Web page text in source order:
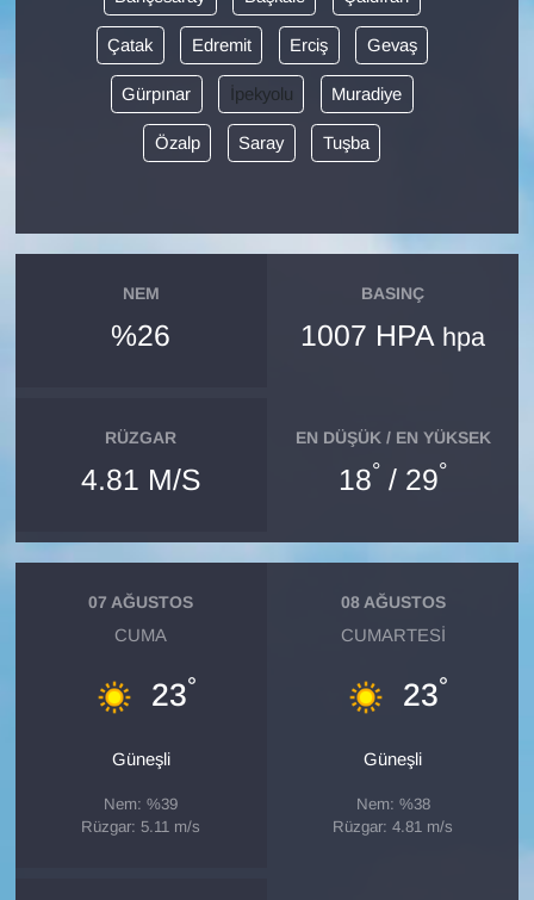
Çatak Edremit Erciş Gevaş
Gürpınar İpekyolu Muradiye
Özalp Saray Tuşba
NEM
%26
BASINÇ
1007 HPA hpa
RÜZGAR
4.81 M/S
EN DÜŞÜK / EN YÜKSEK
18° / 29°
07 AĞUSTOS
CUMA
23°
Güneşli
Nem: %39
Rüzgar: 5.11 m/s
08 AĞUSTOS
CUMARTESI
23°
Güneşli
Nem: %38
Rüzgar: 4.81 m/s
Güncel
Gündem
HABERDE İNSAN
İngilizce
Kadın
Kim Kimdir?
KURDÎ
MEDYA
POLİTİKA